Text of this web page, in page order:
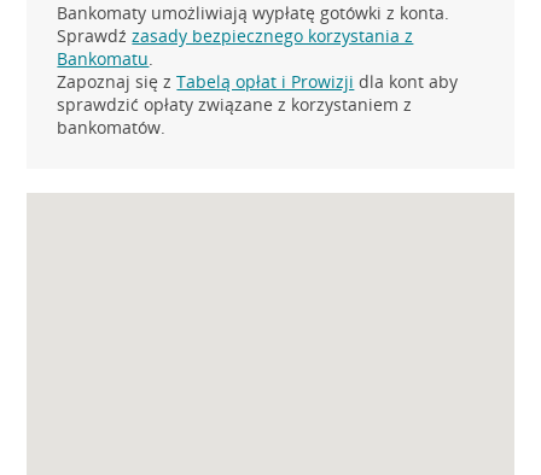
Bankomaty umożliwiają wypłatę gotówki z konta.
Sprawdźzasady bezpiecznego korzystania z
Bankomatu.
Zapoznaj się zTabelą opłat i Prowizji dla kont aby
sprawdzić opłaty związane z korzystaniem z
bankomatów.